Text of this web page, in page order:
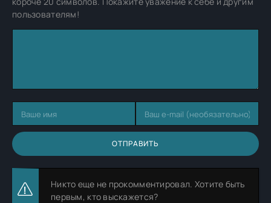
пользователям!
ОТПРАВИТЬ
Никто еще не прокомментировал. Хотите быть
первым, кто выскажется?